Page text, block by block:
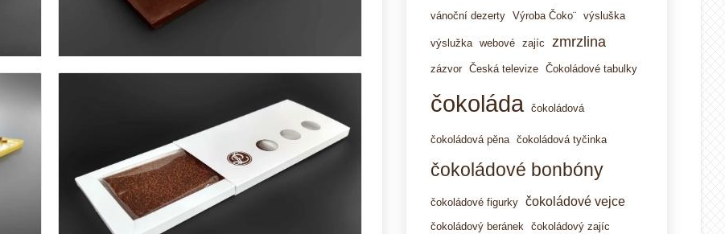
vánoční dezerty Výroba Čoko¨ výsluška
výslužka webové zajíc zmrzlina
zázvor Česká televize Čokoládové tabulky
čokoláda čokoládová
čokoládová pěna čokoládová tyčinka
čokoládové bonbóny
čokoládové figurky čokoládové vejce
čokoládový beránek čokoládový zajíc